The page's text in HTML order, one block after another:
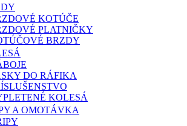
KOTÚČE
PLATNIČKY
BRZDY
DO RÁFIKA
KOLESÁ
A OMOTÁVKA